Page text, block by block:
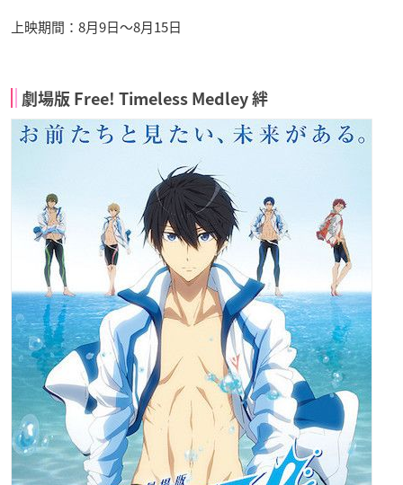
上映期間：8月9日〜8月15日
劇場版 Free! Timeless Medley 絆